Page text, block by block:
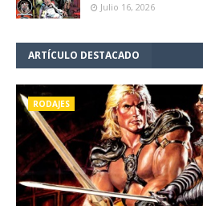
Julio 16, 2026
ARTÍCULO DESTACADO
RODAJES